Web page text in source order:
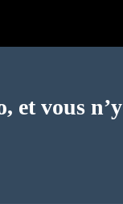
et vous n’y